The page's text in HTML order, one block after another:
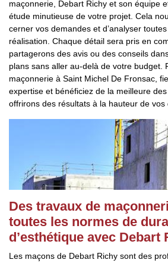
maçonnerie, Debart Richy et son équipe
étude minutieuse de votre projet. Cela
cerner vos demandes et d’analyser
réalisation. Chaque détail sera pris en
partagerons des avis ou des conseils
plans sans aller au-delà de votre budget.
maçonnerie à Saint Michel De Fronsac,
expertise et bénéficiez de la meilleure
offrirons des résultats à la hauteur de vos
Des travaux de
toutes les normes de
d’esthétique avec Debart
Les maçons de Debart Richy sont des